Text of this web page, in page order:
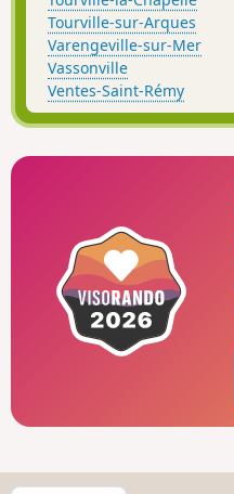
Tourville-sur-Arques
Varengeville-sur-Mer
Vassonville
Ventes-Saint-Rémy